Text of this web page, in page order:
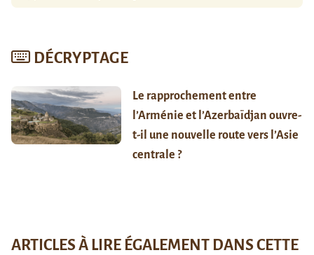
DÉCRYPTAGE
Le rapprochement entre
l’Arménie et l’Azerbaïdjan ouvre-
t-il une nouvelle route vers l’Asie
centrale ?
ARTICLES À LIRE ÉGALEMENT DANS CETTE